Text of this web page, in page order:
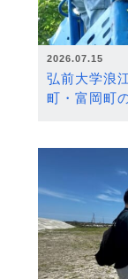
2026.07.15
弘前大学浪
町・富岡町